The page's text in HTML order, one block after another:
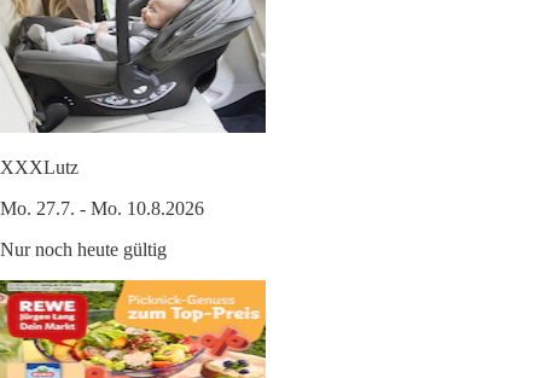
XXXLutz
Mo. 27.7. - Mo. 10.8.2026
Nur noch heute gültig